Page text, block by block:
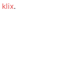
klix.